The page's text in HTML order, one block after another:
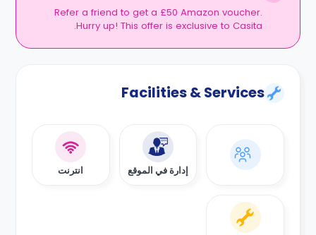
Refer a friend to get a £50 Amazon voucher.
Hurry up! This offer is exclusive to Casita.
Facilities & Services
إدارة في الموقع انترنت